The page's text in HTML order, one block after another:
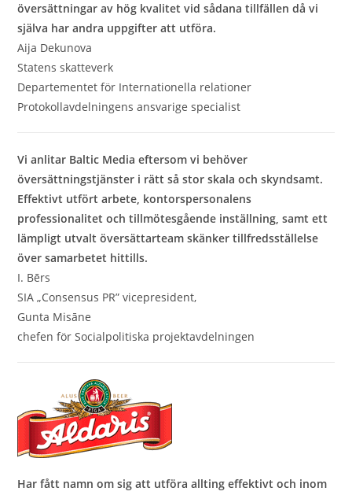
översättningar av hög kvalitet vid sådana tillfällen då vi
själva har andra uppgifter att utföra.
Aija Dekunova
Statens skatteverk
Departementet för Internationella relationer
Protokollavdelningens ansvarige specialist
Vi anlitar Baltic Media eftersom vi behöver
översättningstjänster i rätt så stor skala och skyndsamt.
Effektivt utfört arbete, kontorspersonalens
professionalitet och tillmötesgående inställning, samt ett
lämpligt utvalt översättarteam skänker tillfredsställelse
över samarbetet hittills.
I. Bērs
SIA „Consensus PR” vicepresident,
Gunta Misāne
chefen för Socialpolitiska projektavdelningen
Har fått namn om sig att utföra allting effektivt och inom